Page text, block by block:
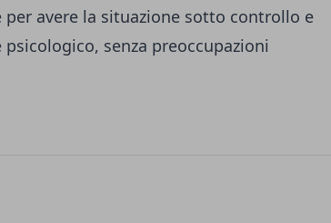
avere la situazione sotto controllo e
senza preoccupazioni